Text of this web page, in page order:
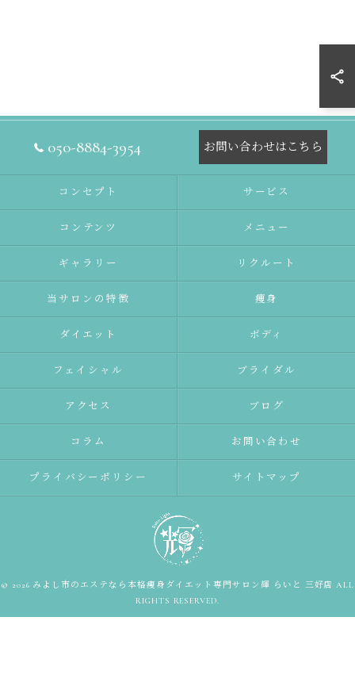
050-8884-3954 お問い合わせはこちら
コンセプト サービス
コンテンツ メニュー
ギャラリー リクルート
当サロンの特徴 痩身
ダイエット ボディ
フェイシャル ブライダル
アクセス ブログ
コラム お問い合わせ
プライバシーポリシー サイトマップ
© 2026 みよし市のエステなら本格痩身ダイエット専門サロン輝 らいと 三好店 ALL
RIGHTS RESERVED.